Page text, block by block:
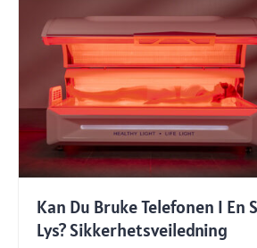
Kan Du Bruke Telefonen I En
Lys? Sikkerhetsveiledning